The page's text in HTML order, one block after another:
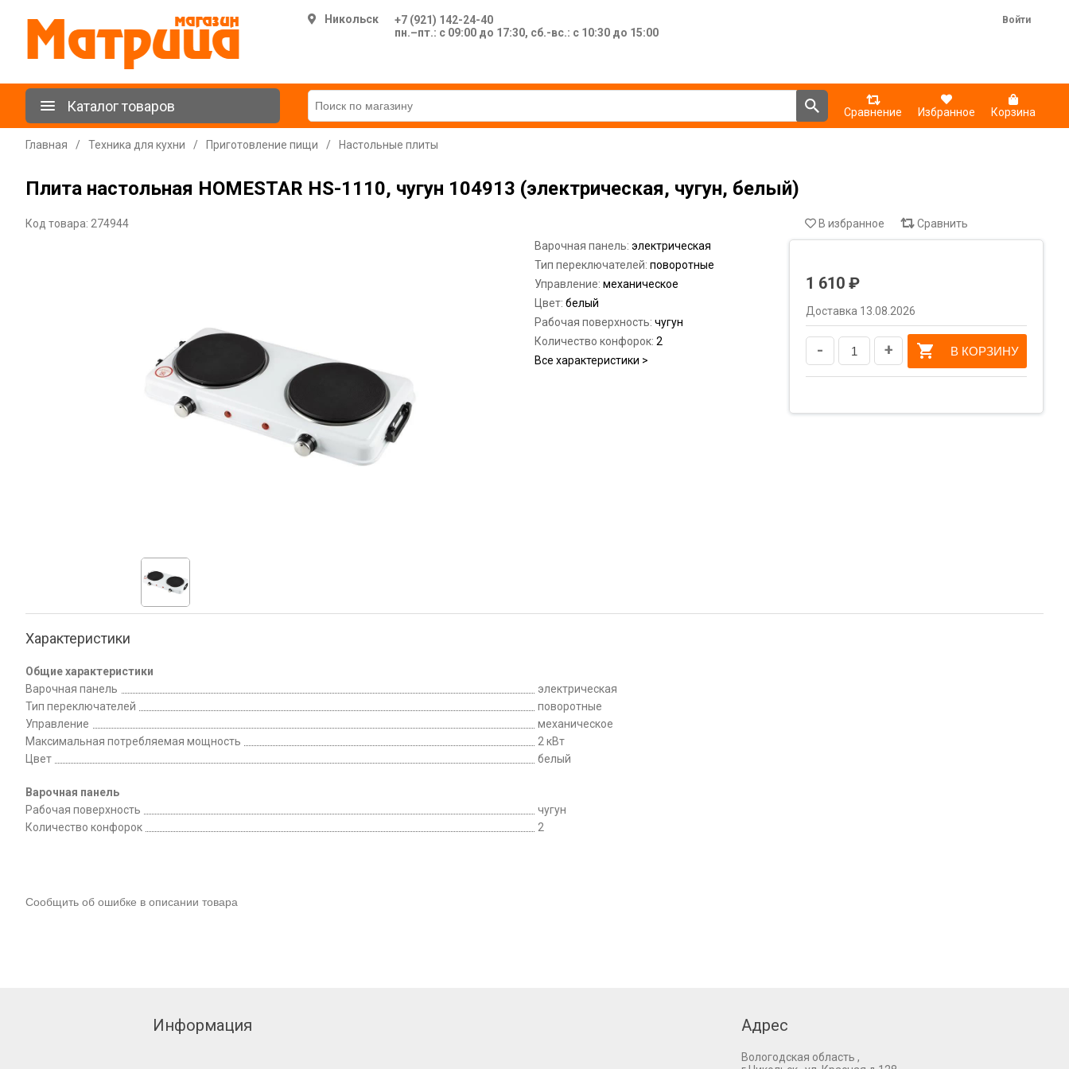
Никольск
+7 (921) 142-24-40
пн.–пт.: с 09:00 до 17:30, сб.-вс.: с 10:30 до 15:00
Войти
Каталог товаров Сравнение Избранное Корзина
Главная / Техника для кухни / Приготовление пищи / Настольные плиты
Плита настольная HOMESTAR HS-1110, чугун 104913 (электрическая, чугун, белый)
Код товара: 274944
Варочная панель: электрическая
Тип переключателей: поворотные
Управление: механическое
Цвет: белый
Рабочая поверхность: чугун
Количество конфорок: 2
Все характеристики >
В избранное Сравнить
1 610 ₽
Доставка 13.08.2026
- + В КОРЗИНУ
Характеристики
Общие характеристики
Варочная панель
электрическая
Тип переключателей
поворотные
Управление
механическое
Максимальная потребляемая мощность
2 кВт
Цвет
белый
Варочная панель
Рабочая поверхность
чугун
Количество конфорок
2
Сообщить об ошибке в описании товара
Информация Адрес
Вологодская область ,